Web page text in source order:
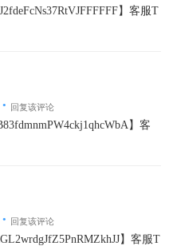
】客服T
· 回复该评论
】客
· 回复该评论
】客服T